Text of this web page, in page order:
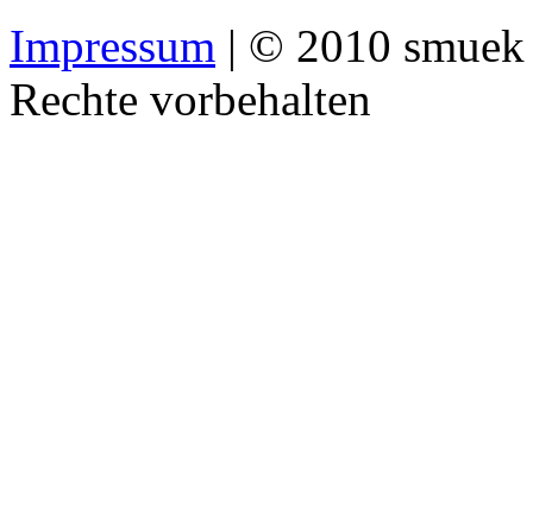
Impressum | © 2010
Rechte vorbehalten